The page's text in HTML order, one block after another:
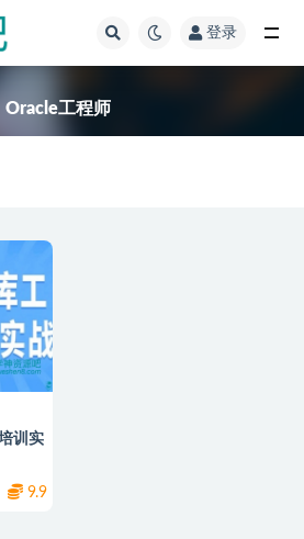
登录
Oracle工程师
训实
9.9